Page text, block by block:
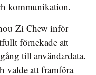
kommunikation.
Zi Chew inför
förnekade att
till användardata.
valde att framföra